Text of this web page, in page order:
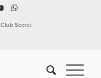
Club Secret